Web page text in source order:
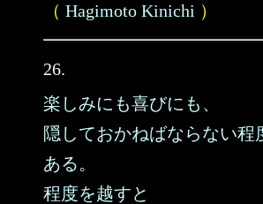
（ Hagimoto Kinichi ）
26.
楽しみにも喜びにも、
隠しておかねばならない程
ある。
程度を越すと